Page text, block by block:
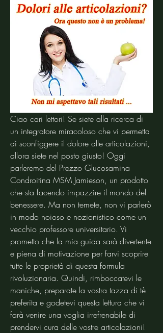
Ciao cari lettori! Se siete alla ricerca di
un integratore miracoloso che vi permetta
di sconfiggere il dolore alle articolazioni,
allora siete nel posto giusto! Oggi
parleremo del Prezzo Glucosamina
Condroitina MSM Jamieson, un prodotto
che sta facendo impazzire il mondo del
benessere. Ma non temete, non vi parlerò
in modo noioso e nozionistico come un
vecchio professore universitario. Vi
prometto che la mia guida sarà divertente
e piena di motivazione per farvi scoprire
tutte le proprietà di questa formula
rivoluzionaria. Quindi, rimboccatevi le
maniche, preparate la vostra tazza di tè
preferita e godetevi questa lettura che vi
farà venire una voglia irrefrenabile di
prendervi cura delle vostre articolazioni!